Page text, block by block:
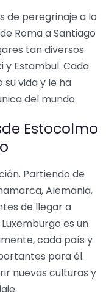
de peregrinaje a lo
Roma a Santiago
tan diversos
y Estambul. Cada
su vida y le ha
del mundo.
Estocolmo
Partiendo de
Alemania,
de llegar a
es un
cada país y
para él.
nuevas culturas y